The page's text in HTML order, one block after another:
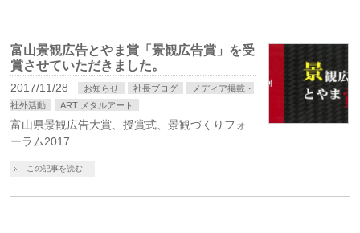
富山景観広告とやま賞「景観広告賞」を受
賞させていただきました。
2017/11/28 お知らせ 社長ブログ
メディア掲載・
社外活動
ART メタルアート
富山県景観広告大賞、授賞式、景観づくりフォ
ーラム2017
この記事を読む